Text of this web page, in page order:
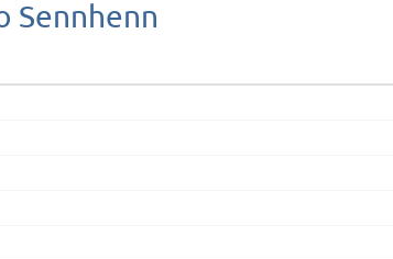
Sennhenn